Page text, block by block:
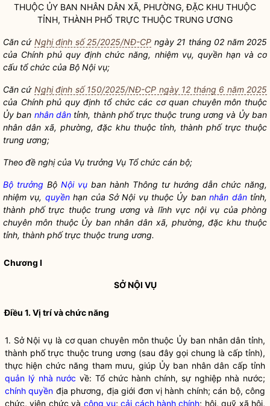
THUỘC ỦY BAN NHÂN DÂN XÃ, PHƯỜNG, ĐẶC KHU THUỘC
TỈNH, THÀNH PHỐ TRỰC THUỘC TRUNG ƯƠNG
Căn cứ Nghị định số 25/2025/NĐ-CP ngày 21 tháng 02 năm 2025
của Chính phủ quy định chức năng, nhiệm vụ, quyềnhạn và cơ
cấu tổ chức của Bộ Nội vụ;
Căn cứ Nghị định số 150/2025/NĐ-CP ngày 12 tháng 6 năm 2025
của Chính phủ quy định tổ chức các cơ quan chuyên môn thuộc
Ủy ban nhân dântỉnh, thành phố trực thuộc trung ương và Ủy ban
nhân dân xã, phường, đặc khu thuộc tỉnh, thành phố trực thuộc
trung ương;
Theo đề nghị của Vụ trưởng Vụ Tổ chức cán bộ;
Bộ trưởng Bộ Nội vụ ban hành Thông tư hướng dẫn chức năng,
nhiệm vụ, quyềnhạn của SởNội vụthuộc Ủy bannhân dântỉnh,
thành phố trực thuộc trung ương và lĩnh vực nội vụ của phòng
chuyên môn thuộc Ủy bannhân dânxã, phường, đặc khu thuộc
tỉnh, thành phố trực thuộc trung ương.
Chương I
SỞNỘI VỤ
Điều 1. Vị trí và chức năng
1. Sở Nội vụ là cơ quan chuyên môn thuộc Ủy ban nhân dân tỉnh,
thành phố trực thuộc trung ương (sau đây gọi chung là cấp tỉnh),
thực hiện chức năng tham mưu, giúp Ủy ban nhân dân cấp tỉnh
quản lý nhà nước về: Tổ chức hành chính, sự nghiệp nhà nước;
chính quyền địa phương, địa giới đơn vị hành chính; cán bộ, công
chức, viên chức và công vụ;cải cách hành chính; hội, quỹ xã hội,